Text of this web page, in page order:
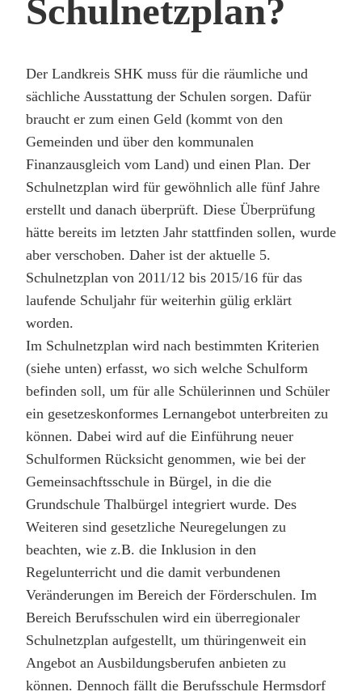
Schulnetzplan?
Der Landkreis SHK muss für die räumliche und
sächliche Ausstattung der Schulen sorgen. Dafür
braucht er zum einen Geld (kommt von den
Gemeinden und über den kommunalen
Finanzausgleich vom Land) und einen Plan. Der
Schulnetzplan wird für gewöhnlich alle fünf Jahre
erstellt und danach überprüft. Diese Überprüfung
hätte bereits im letzten Jahr stattfinden sollen, wurde
aber verschoben. Daher ist der aktuelle 5.
Schulnetzplan von 2011/12 bis 2015/16 für das
laufende Schuljahr für weiterhin gülig erklärt
worden.
Im Schulnetzplan wird nach bestimmten Kriterien
(siehe unten) erfasst, wo sich welche Schulform
befinden soll, um für alle Schülerinnen und Schüler
ein gesetzeskonformes Lernangebot unterbreiten zu
können. Dabei wird auf die Einführung neuer
Schulformen Rücksicht genommen, wie bei der
Gemeinsachftsschule in Bürgel, in die die
Grundschule Thalbürgel integriert wurde. Des
Weiteren sind gesetzliche Neuregelungen zu
beachten, wie z.B. die Inklusion in den
Regelunterricht und die damit verbundenen
Veränderungen im Bereich der Förderschulen. Im
Bereich Berufsschulen wird ein überregionaler
Schulnetzplan aufgestellt, um thüringenweit ein
Angebot an Ausbildungsberufen anbieten zu
können. Dennoch fällt die Berufsschule Hermsdorf